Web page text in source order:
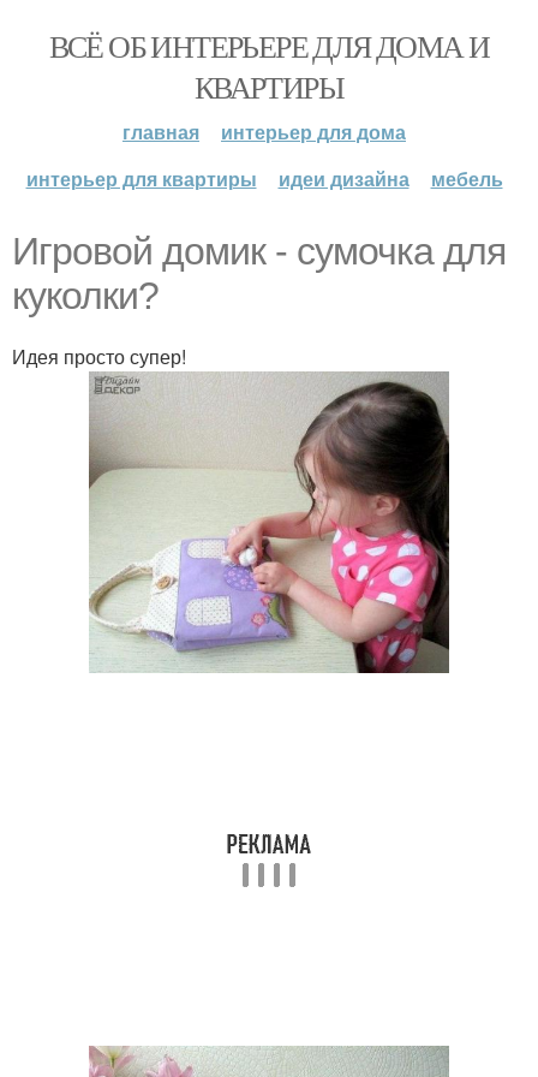
ВСЁ ОБ ИНТЕРЬЕРЕ ДЛЯ ДОМА И
КВАРТИРЫ
главная
интерьер для дома
интерьер для квартиры
идеи дизайна мебель
Игровой домик - сумочка для
куколки?
Идея просто супер!